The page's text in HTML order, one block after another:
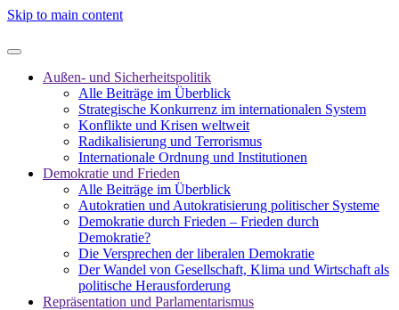
Skip to main content
Außen- und Sicherheitspolitik
Alle Beiträge im Überblick
Strategische Konkurrenz im internationalen System
Konflikte und Krisen weltweit
Radikalisierung und Terrorismus
Internationale Ordnung und Institutionen
Demokratie und Frieden
Alle Beiträge im Überblick
Autokratien und Autokratisierung politischer Systeme
Demokratie durch Frieden – Frieden durch
Demokratie?
Die Versprechen der liberalen Demokratie
Der Wandel von Gesellschaft, Klima und Wirtschaft als
politische Herausforderung
Repräsentation und Parlamentarismus